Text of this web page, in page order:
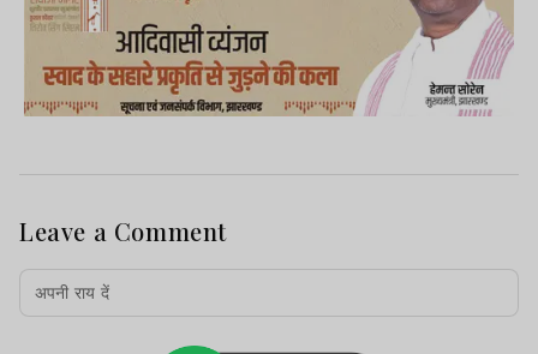
Leave a Comment